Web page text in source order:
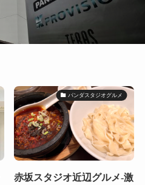
パンダスタジオグルメ
赤坂スタジオ近辺グルメ-激